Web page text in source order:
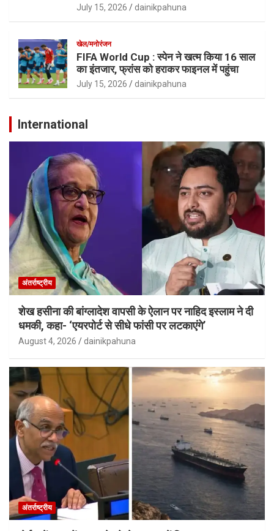
July 15, 2026 dainikpahuna
खेल/मनोरंजन
FIFA World Cup : स्पेन ने खत्म किया 16 साल
का इंतजार, फ्रांस को हराकर फाइनल में पहुंचा
July 15, 2026 dainikpahuna
International
अंतर्राष्ट्रीय
शेख हसीना की बांग्लादेश वापसी के ऐलान पर नाहिद इस्लाम ने दी
धमकी, कहा- ‘एयरपोर्ट से सीधे फांसी पर लटकाएंगे’
August 4, 2026 dainikpahuna
अंतर्राष्ट्रीय